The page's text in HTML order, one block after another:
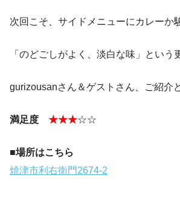
次回こそ、サイドメニューにカレーか
「のどごしがよく、淡白な味」という
gurizousanさん＆ゲストさん、ご紹介
満足度 ★★★☆☆
■場所はこちら
焼津市利右衛門2674-2